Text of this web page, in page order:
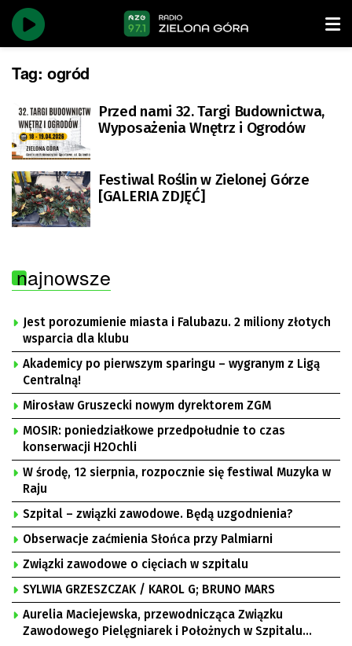
Tag: ogród
Przed nami 32. Targi Budownictwa,
Wyposażenia Wnętrz i Ogrodów
Festiwal Roślin w Zielonej Górze
[GALERIA ZDJĘĆ]
najnowsze
Jest porozumienie miasta i Falubazu. 2 miliony złotych
wsparcia dla klubu
Akademicy po pierwszym sparingu – wygranym z Ligą
Centralną!
Mirosław Gruszecki nowym dyrektorem ZGM
MOSIR: poniedziałkowe przedpołudnie to czas
konserwacji H2Ochli
W środę, 12 sierpnia, rozpocznie się festiwal Muzyka w
Raju
Szpital – związki zawodowe. Będą uzgodnienia?
Obserwacje zaćmienia Słońca przy Palmiarni
Związki zawodowe o cięciach w szpitalu
SYLWIA GRZESZCZAK / KAROL G; BRUNO MARS
Aurelia Maciejewska, przewodnicząca Związku
Zawodowego Pielęgniarek i Położnych w Szpitalu